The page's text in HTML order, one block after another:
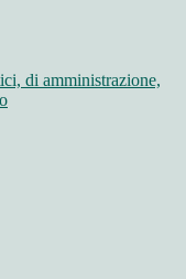
di amministrazione,